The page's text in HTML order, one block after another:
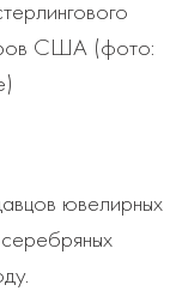
США (фото:
ювелирных